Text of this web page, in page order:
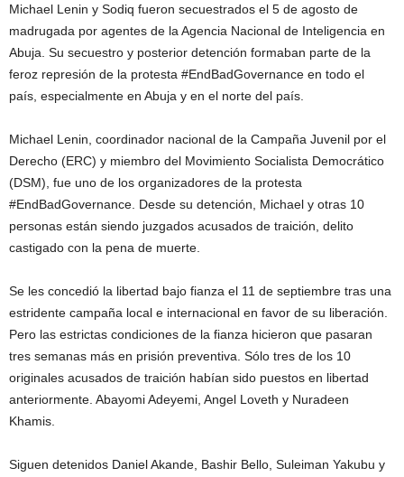
Michael Lenin y Sodiq fueron secuestrados el 5 de agosto de
madrugada por agentes de la Agencia Nacional de Inteligencia en
Abuja. Su secuestro y posterior detención formaban parte de la
feroz represión de la protesta #EndBadGovernance en todo el
país, especialmente en Abuja y en el norte del país.
Michael Lenin, coordinador nacional de la Campaña Juvenil por el
Derecho (ERC) y miembro del Movimiento Socialista Democrático
(DSM), fue uno de los organizadores de la protesta
#EndBadGovernance. Desde su detención, Michael y otras 10
personas están siendo juzgados acusados de traición, delito
castigado con la pena de muerte.
Se les concedió la libertad bajo fianza el 11 de septiembre tras una
estridente campaña local e internacional en favor de su liberación.
Pero las estrictas condiciones de la fianza hicieron que pasaran
tres semanas más en prisión preventiva. Sólo tres de los 10
originales acusados de traición habían sido puestos en libertad
anteriormente. Abayomi Adeyemi, Angel Loveth y Nuradeen
Khamis.
Siguen detenidos Daniel Akande, Bashir Bello, Suleiman Yakubu y